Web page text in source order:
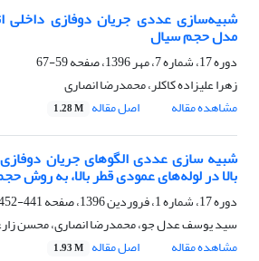
شبیه‌سازی عددی جریان دوفازی داخلی
مدل حجم سیال
دوره 17، شماره 7، مهر 1396، صفحه
59-67
زهرا علیزاده کاکلر، محمدرضا انصاری
مشاهده مقاله
اصل مقاله 1.28 M
شبیه سازی عددی الگوهای جریان
بالا در لوله‌های عمودی قطر بالا، به روش
دوره 17، شماره 1، فروردین 1396، صفحه
441-452
سید یوسف عدل جو، محمدرضا انصاری، محسن
مشاهده مقاله
اصل مقاله 1.93 M